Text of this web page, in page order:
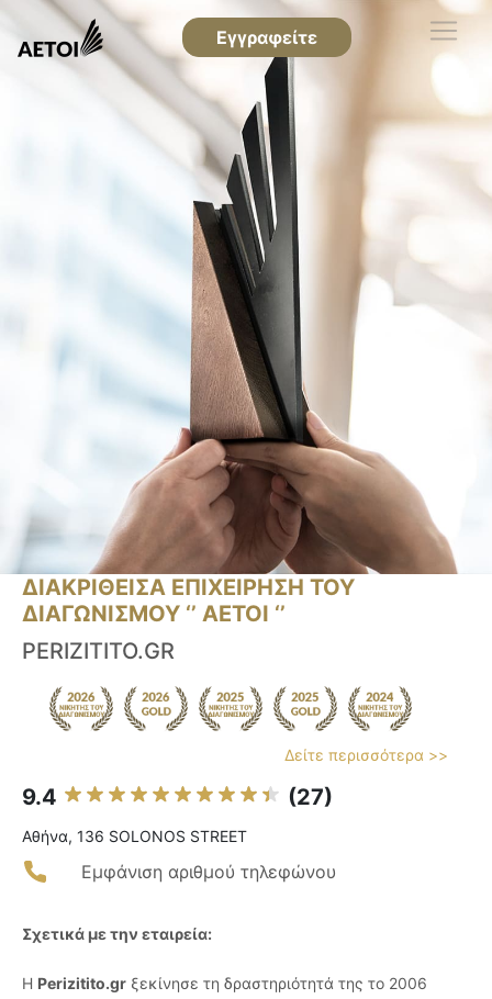
Εγγραφείτε
ΔΙΑΚΡΙΘΕΙΣΑ ΕΠΙΧΕΙΡΗΣΗ ΤΟΥ
ΔΙΑΓΩΝΙΣΜΟΥ ‘’ ΑΕΤΟΙ ‘’
PERIZITITO.GR
Δείτε περισσότερα >>
9.4 (27)
Αθήνα, 136 SOLONOS STREET
Εμφάνιση αριθμού τηλεφώνου
Σχετικά με την εταιρεία:
Η Perizitito.gr ξεκίνησε τη δραστηριότητά της το 2006